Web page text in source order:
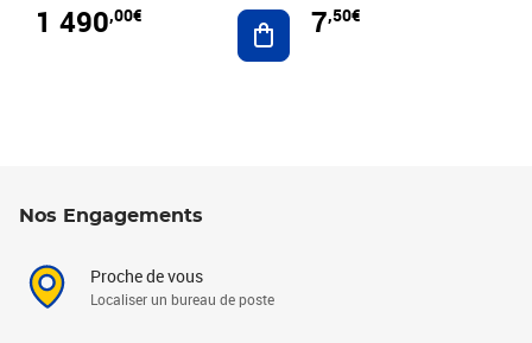
1 490,00€ Ajouter au panier
7,50€
Nos Engagements
Proche de vous
Localiser un bureau de poste